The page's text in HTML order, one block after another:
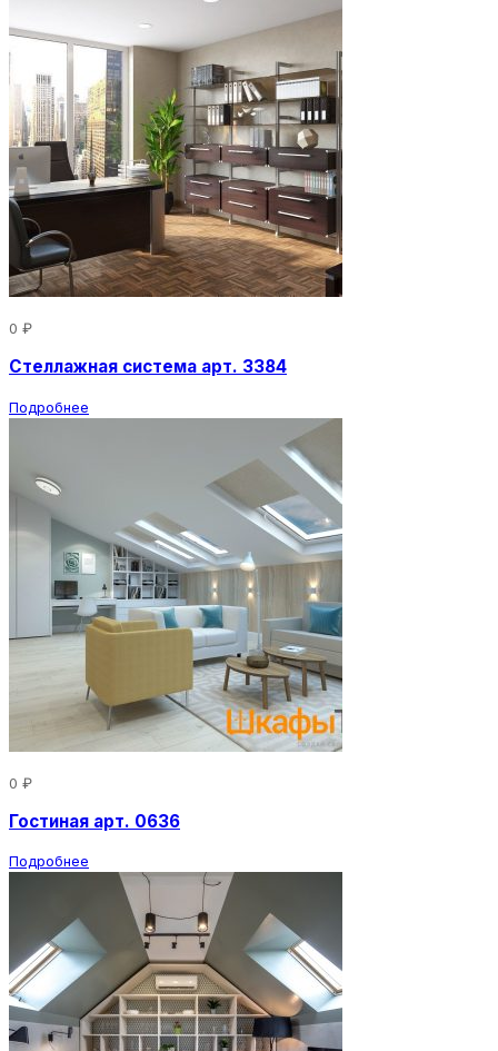
0 ₽
Стеллажная система арт. 3384
Подробнее
0 ₽
Гостиная арт. 0636
Подробнее